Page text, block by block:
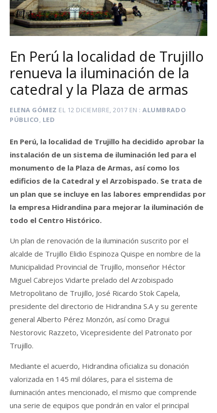
En Perú la localidad de Trujillo
renueva la iluminación de la
catedral y la Plaza de armas
ELENA GÓMEZ EL 12 DICIEMBRE, 2017 EN
ALUMBRADO
PÚBLICO LED
En Perú, la localidad de Trujillo ha decidido aprobar la
instalación de un sistema de iluminación led para el
monumento de la Plaza de Armas, así como los
edificios de la Catedral y el Arzobispado. Se trata de
un plan que se incluye en las labores emprendidas por
la empresa Hidrandina para mejorar la iluminación de
todo el Centro Histórico.
Un plan de renovación de la iluminación suscrito por el
alcalde de Trujillo Elidio Espinoza Quispe en nombre de la
Municipalidad Provincial de Trujillo, monseñor Héctor
Miguel Cabrejos Vidarte prelado del Arzobispado
Metropolitano de Trujillo, José Ricardo Stok Capela,
presidente del directorio de Hidrandina S.A y su gerente
general Alberto Pérez Monzón, así como Dragui
Nestorovic Razzeto, Vicepresidente del Patronato por
Trujillo.
Mediante el acuerdo, Hidrandina oficializa su donación
valorizada en 145 mil dólares, para el sistema de
iluminación antes mencionado, el mismo que comprende
una serie de equipos que pondrán en valor el principal